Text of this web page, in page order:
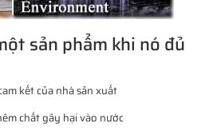
sản phẩm khi nó đủ
kết của nhà sản xuất
chất gây hại vào nước